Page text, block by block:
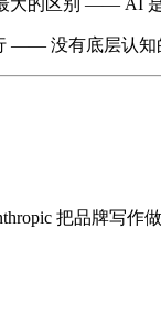
大的区别 —— AI 是
—— 没有底层认
把品牌写